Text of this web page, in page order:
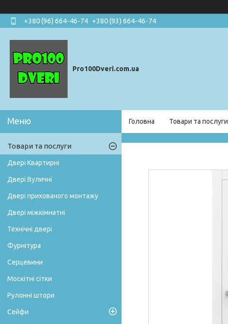
+380 (96) 664-46-74 +380 (93) 664-46-74
Pro100Dveri.com.ua
Головна Товари та послуги
Товари та послуги
Двері Квартирні
Двері Вуличні
Двері прихованого монтажу
Двері міжкімнатні
Технічні двері
Фурнітура
Серцевини
Москітні сітки
Рулонні штори
Сейфи